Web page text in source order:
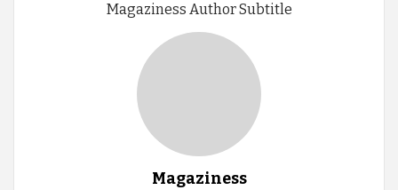
Magaziness Author Subtitle
Magaziness